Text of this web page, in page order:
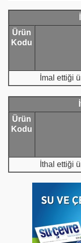
Ürün
Kodu
İmal ettiği
Ürün
Kodu
İthal ettiği